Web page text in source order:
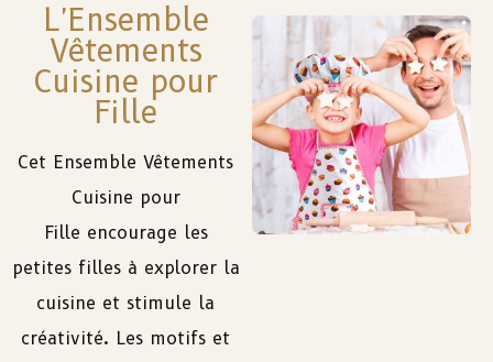
L'Ensemble
Vêtements
Cuisine pour
Fille
Cet Ensemble Vêtements
Cuisine pour
Fille encourage les
petites filles à explorer la
cuisine et stimule la
créativité. Les motifs et